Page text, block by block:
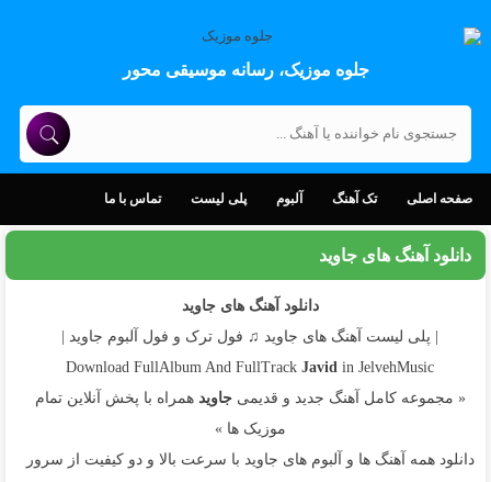
جلوه موزیک، رسانه موسیقی محور
صفحه اصلی تک آهنگ آلبوم پلی لیست تماس با ما
دانلود آهنگ های جاوید
دانلود آهنگ های جاوید
| پلی لیست آهنگ های جاوید ♫ فول ترک و فول آلبوم جاوید |
Download FullAlbum And FullTrackJavidin JelvehMusic
« مجموعه کامل آهنگ جدید و قدیمیجاوید همراه با پخش آنلاین تمام
موزیک ها »
دانلود همه آهنگ ها و آلبوم های جاوید با سرعت بالا و دو کیفیت از سرور